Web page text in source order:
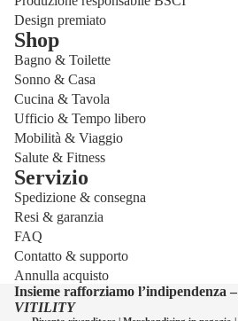
Design premiato
Shop
Bagno & Toilette
Sonno & Casa
Cucina & Tavola
Ufficio & Tempo libero
Mobilità & Viaggio
Salute & Fitness
Servizio
Spedizione & consegna
Resi & garanzia
FAQ
Contatto & supporto
Annulla acquisto
Insieme rafforziamo l’indipendenza –
VITILITY
Informativa sulla privacy
Informativa sui rimborsi
Informativa sulle spedizioni
Recapiti
Termini e condizioni del servizio